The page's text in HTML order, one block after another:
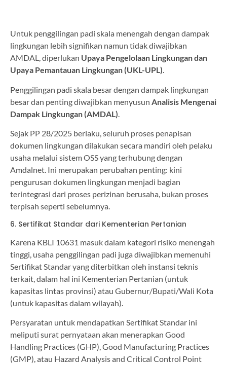
Untuk penggilingan padi skala menengah dengan dampak
lingkungan lebih signifikan namun tidak diwajibkan
AMDAL, diperlukan Upaya Pengelolaan Lingkungan dan
Upaya Pemantauan Lingkungan (UKL-UPL).
Penggilingan padi skala besar dengan dampak lingkungan
besar dan penting diwajibkan menyusun Analisis Mengenai
Dampak Lingkungan (AMDAL)
Sejak PP 28/2025 berlaku, seluruh proses penapisan
dokumen lingkungan dilakukan secara mandiri oleh pelaku
usaha melalui sistem OSS yang terhubung dengan
Amdalnet. Ini merupakan perubahan penting: kini
pengurusan dokumen lingkungan menjadi bagian
terintegrasi dari proses perizinan berusaha, bukan proses
terpisah seperti sebelumnya.
6. Sertifikat Standar dari Kementerian Pertanian
Karena KBLI 10631 masuk dalam kategori risiko menengah
tinggi, usaha penggilingan padi juga diwajibkan memenuhi
Sertifikat Standar yang diterbitkan oleh instansi teknis
terkait, dalam hal ini Kementerian Pertanian (untuk
kapasitas lintas provinsi) atau Gubernur/Bupati/Wali Kota
(untuk kapasitas dalam wilayah).
Persyaratan untuk mendapatkan Sertifikat Standar ini
meliputi surat pernyataan akan menerapkan Good
Handling Practices (GHP), Good Manufacturing Practices
(GMP), atau Hazard Analysis and Critical Control Point